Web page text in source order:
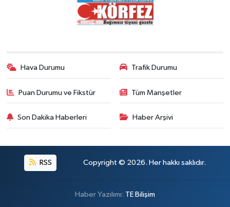
Hava Durumu Trafik Durumu
Puan Durumu ve Fikstür Tüm Manşetler
Son Dakika Haberleri Haber Arşivi
RSS Copyright © 2026. Her hakkı saklıdır.
Haber Yazılımı: TE Bilişim